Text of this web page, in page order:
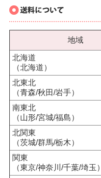
地域
北海道
（北海道）
北東北
（青森/秋田/岩手）
南東北
（山形/宮城/福島）
北関東
（茨城/群馬/栃木）
関東
（東京/神奈川/千葉/埼玉）